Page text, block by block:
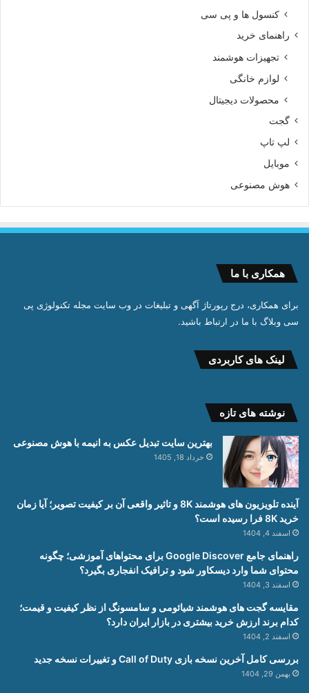
کنسول ها و پی سی
راهنمای خرید
تجهیزات هوشمند
لوازم خانگی
محصولات دیجیتال
گجت
لپ تاپ
موبایل
هوش مصنوعی
همکاری با ما
برای همکاری، درج رپورتاژ آگهی و تبلیغات در وب سایت مجله تکنولوژی پی
سی وبلاگ با ما در ارتباط باشید.
لینک های کاربردی
نوشته های تازه
بهترین سایت تبدیل عکس به انیمه با هوش مصنوعی
خرداد 18, 1405
آینده تلویزیون های هوشمند 8K و تاثیر واقعی آن بر کیفیت تصویر؛ آیا زمان
خرید 8K فرا رسیده است؟
اسفند 4, 1404
راهنمای جامع Google Discover برای محتواهای آموزشی؛ چگونه
محتوای شما وارد دیسکاور شود و ترافیک انفجاری بگیرد؟
اسفند 3, 1404
مقایسه گجت های هوشمند شیائومی و سامسونگ از نظر کیفیت و قیمت؛
کدام برند ارزش خرید بیشتری در بازار ایران دارد؟
اسفند 2, 1404
بررسی کامل آخرین نسخه بازی Call of Duty و تغییرات نسخه جدید
بهمن 29, 1404